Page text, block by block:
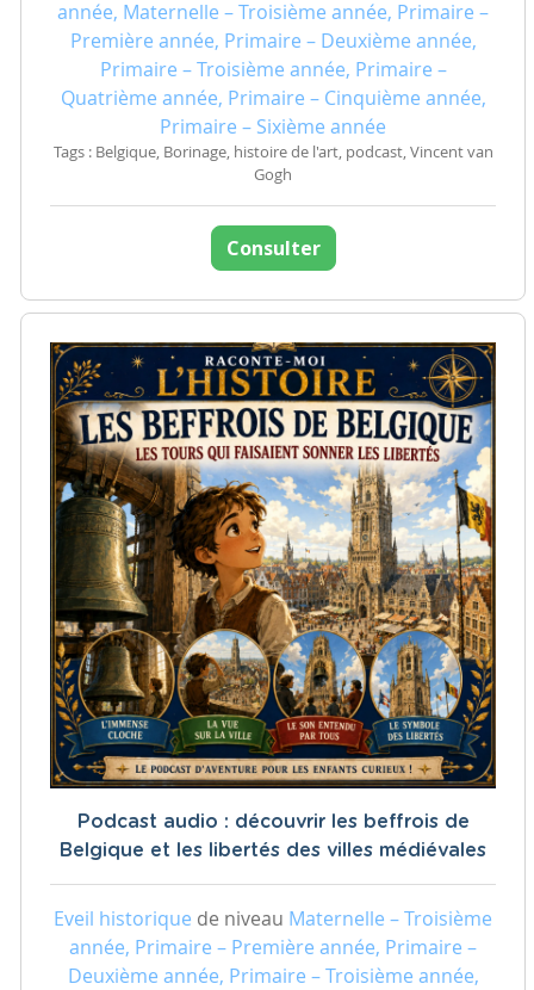
année, Maternelle – Troisième année, Primaire –
Première année, Primaire – Deuxième année,
Primaire – Troisième année, Primaire –
Quatrième année, Primaire – Cinquième année,
Primaire – Sixième année
Tags : Belgique, Borinage, histoire de l'art, podcast, Vincent van
Gogh
Consulter
Podcast audio : découvrir les beffrois de
Belgique et les libertés des villes médiévales
Eveil historique de niveau Maternelle – Troisième
année, Primaire – Première année, Primaire –
Deuxième année, Primaire – Troisième année,